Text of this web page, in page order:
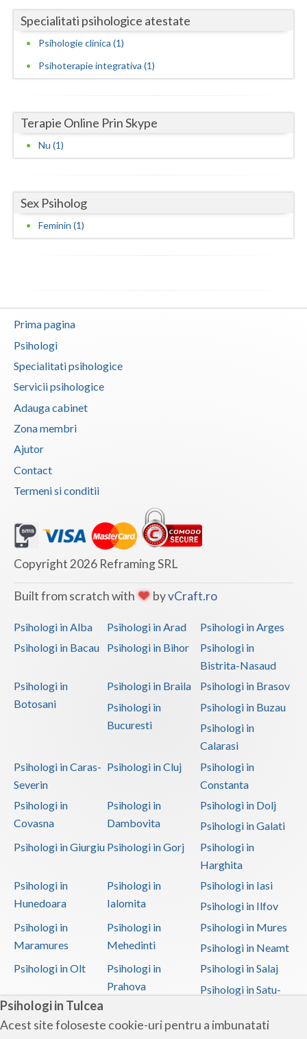
Psihologi in Tulcea
Acest site foloseste cookie-uri pentru a imbunatati
Ilfov
Maramures
Mures
Neamt
Prahova
Salaj
Suceava
Teleorman
Timis
Tulcea
Valcea
Vaslui
Vrancea
Specialitati psihologice atestate
Psihologie clinica (1)
Psihoterapie integrativa (1)
Terapie Online Prin Skype
Nu (1)
Sex Psiholog
Feminin (1)
Prima pagina
Psihologi
Specialitati psihologice
Servicii psihologice
Adauga cabinet
Zona membri
Ajutor
Contact
Termeni si conditii
Copyright 2026 Reframing SRL
Built from scratch with byvCraft.ro
Psihologi in Alba Psihologi in Arad
Psihologi in Arges
Psihologi in Bacau
Psihologi in Bihor
Psihologi in
Bistrita-Nasaud
Psihologi in
Botosani
Psihologi in Braila
Psihologi in Brasov
Psihologi in
Bucuresti
Psihologi in Buzau
Psihologi in
Calarasi
Psihologi in Caras-
Severin
Psihologi in Cluj
Psihologi in
Constanta
Psihologi in
Covasna
Psihologi in
Dambovita
Psihologi in Dolj
Psihologi in Galati
Psihologi in Giurgiu Psihologi in Gorj
Psihologi in
Harghita
Psihologi in
Hunedoara
Psihologi in
Ialomita
Psihologi in Iasi
Psihologi in Ilfov
Psihologi in
Maramures
Psihologi in
Mehedinti
Psihologi in Mures
Psihologi in Neamt
Psihologi in Olt
Psihologi in
Prahova
Psihologi in Salaj
Psihologi in Satu-
Psihologi in Sibiu
Psihologi in Psihologi in